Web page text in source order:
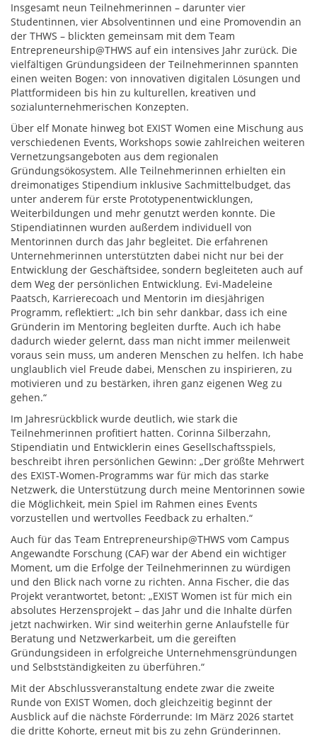
Insgesamt neun Teilnehmerinnen – darunter vier
Studentinnen, vier Absolventinnen und eine Promovendin an
der THWS – blickten gemeinsam mit dem Team
Entrepreneurship@THWS auf ein intensives Jahr zurück. Die
vielfältigen Gründungsideen der Teilnehmerinnen spannten
einen weiten Bogen: von innovativen digitalen Lösungen und
Plattformideen bis hin zu kulturellen, kreativen und
sozialunternehmerischen Konzepten.
Über elf Monate hinweg bot EXIST Women eine Mischung aus
verschiedenen Events, Workshops sowie zahlreichen weiteren
Vernetzungsangeboten aus dem regionalen
Gründungsökosystem. Alle Teilnehmerinnen erhielten ein
dreimonatiges Stipendium inklusive Sachmittelbudget, das
unter anderem für erste Prototypenentwicklungen,
Weiterbildungen und mehr genutzt werden konnte. Die
Stipendiatinnen wurden außerdem individuell von
Mentorinnen durch das Jahr begleitet. Die erfahrenen
Unternehmerinnen unterstützten dabei nicht nur bei der
Entwicklung der Geschäftsidee, sondern begleiteten auch auf
dem Weg der persönlichen Entwicklung. Evi-Madeleine
Paatsch, Karrierecoach und Mentorin im diesjährigen
Programm, reflektiert: „Ich bin sehr dankbar, dass ich eine
Gründerin im Mentoring begleiten durfte. Auch ich habe
dadurch wieder gelernt, dass man nicht immer meilenweit
voraus sein muss, um anderen Menschen zu helfen. Ich habe
unglaublich viel Freude dabei, Menschen zu inspirieren, zu
motivieren und zu bestärken, ihren ganz eigenen Weg zu
gehen.“
Im Jahresrückblick wurde deutlich, wie stark die
Teilnehmerinnen profitiert hatten. Corinna Silberzahn,
Stipendiatin und Entwicklerin eines Gesellschaftsspiels,
beschreibt ihren persönlichen Gewinn: „Der größte Mehrwert
des EXIST-Women-Programms war für mich das starke
Netzwerk, die Unterstützung durch meine Mentorinnen sowie
die Möglichkeit, mein Spiel im Rahmen eines Events
vorzustellen und wertvolles Feedback zu erhalten.“
Auch für das Team Entrepreneurship@THWS vom Campus
Angewandte Forschung (CAF) war der Abend ein wichtiger
Moment, um die Erfolge der Teilnehmerinnen zu würdigen
und den Blick nach vorne zu richten. Anna Fischer, die das
Projekt verantwortet, betont: „EXIST Women ist für mich ein
absolutes Herzensprojekt – das Jahr und die Inhalte dürfen
jetzt nachwirken. Wir sind weiterhin gerne Anlaufstelle für
Beratung und Netzwerkarbeit, um die gereiften
Gründungsideen in erfolgreiche Unternehmensgründungen
und Selbstständigkeiten zu überführen.“
Mit der Abschlussveranstaltung endete zwar die zweite
Runde von EXIST Women, doch gleichzeitig beginnt der
Ausblick auf die nächste Förderrunde: Im März 2026 startet
die dritte Kohorte, erneut mit bis zu zehn Gründerinnen.